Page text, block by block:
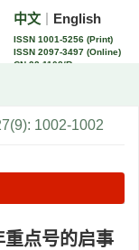
中文 English
ISSN 1001-5256 (Print)
ISSN 2097-3497 (Online)
CN 22-1108/R
1002-1002
重点号的启事